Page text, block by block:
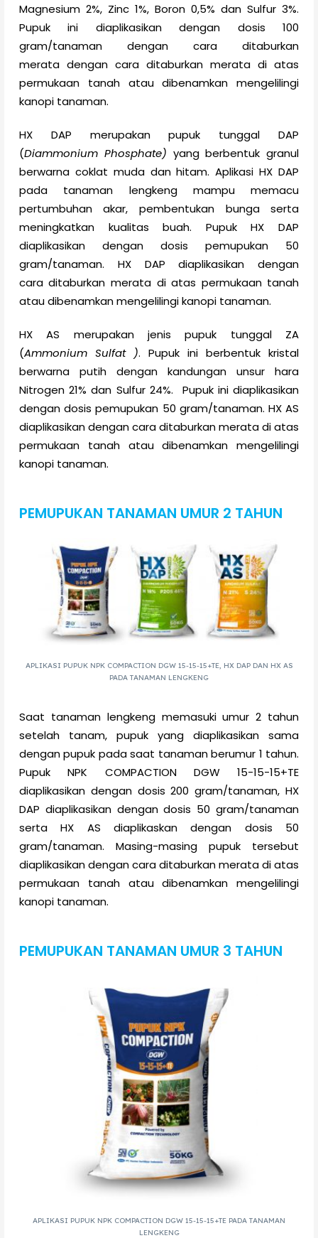
Magnesium 2%, Zinc 1%, Boron 0,5% dan Sulfur 3%.
Pupuk ini diaplikasikan dengan dosis 100
gram/tanaman dengan cara ditaburkan
merata dengan cara ditaburkan merata di atas
permukaan tanah atau dibenamkan mengelilingi
kanopi tanaman.
HX DAP merupakan pupuk tunggal DAP
(Diammonium Phosphate) yang berbentuk granul
berwarna coklat muda dan hitam. Aplikasi HX DAP
pada tanaman lengkeng mampu memacu
pertumbuhan akar, pembentukan bunga serta
meningkatkan kualitas buah. Pupuk HX DAP
diaplikasikan dengan dosis pemupukan 50
gram/tanaman. HX DAP diaplikasikan dengan
caraditaburkan merata di atas permukaan tanah
atau dibenamkan mengelilingi kanopi tanaman.
HX AS merupakan jenis pupuk tunggal ZA
(Ammonium Sulfat ). Pupuk ini berbentuk kristal
berwarna putih dengan kandungan unsur hara
Nitrogen 21% dan Sulfur 24%. Pupuk ini diaplikasikan
dengan dosis pemupukan 50 gram/tanaman. HX AS
diaplikasikan dengan caraditaburkan merata di atas
permukaan tanah atau dibenamkan mengelilingi
kanopi tanaman.
PEMUPUKAN TANAMAN UMUR 2 TAHUN
APLIKASI PUPUK NPK COMPACTION DGW 15-15-15+TE, HX DAP DAN HX AS
PADA TANAMAN LENGKENG
Saat tanaman lengkeng memasuki umur 2 tahun
setelah tanam, pupuk yang diaplikasikan sama
dengan pupuk pada saat tanaman berumur 1 tahun.
Pupuk NPK COMPACTION DGW 15-15-15+TE
diaplikasikan dengan dosis 200 gram/tanaman, HX
DAP diaplikasikan dengan dosis 50 gram/tanaman
serta HX AS diaplikaskan dengan dosis 50
gram/tanaman. Masing-masing pupuk tersebut
diaplikasikan dengan caraditaburkan merata di atas
permukaan tanah atau dibenamkan mengelilingi
kanopi tanaman.
PEMUPUKAN TANAMAN UMUR 3 TAHUN
APLIKASI PUPUK NPK COMPACTION DGW 15-15-15+TE PADA TANAMAN
LENGKENG